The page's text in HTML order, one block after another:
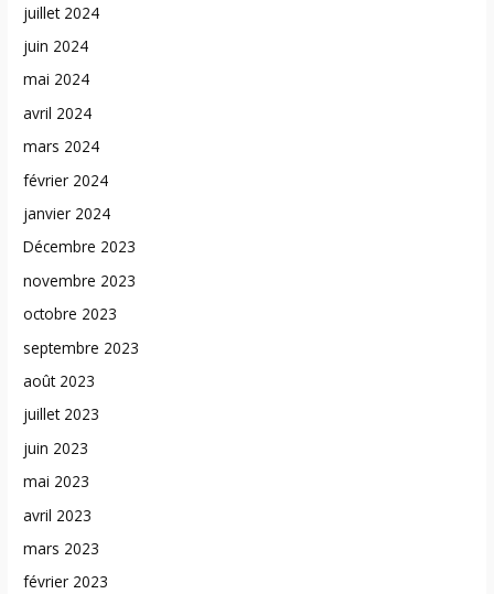
juillet 2024
juin 2024
mai 2024
avril 2024
mars 2024
février 2024
janvier 2024
Décembre 2023
novembre 2023
octobre 2023
septembre 2023
août 2023
juillet 2023
juin 2023
mai 2023
avril 2023
mars 2023
février 2023